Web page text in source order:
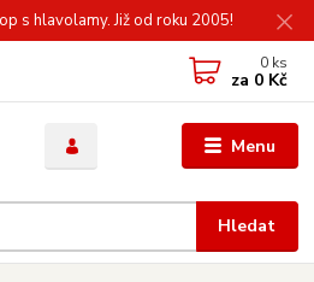
s hlavolamy. Již od roku 2005!
Menu
Hledat
0 ks
za 0 Kč